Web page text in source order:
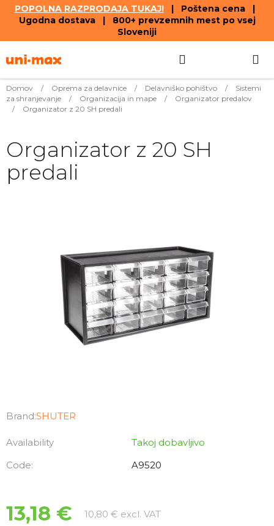
POPOLNA RAZPRODAJA TUKAJ!| Poštena cena |
Ugodna dostava | 800+ prevzemnih mest po vsej
Sloveniji
to
Domov / Oprema za delavnice / Delavniško pohištvo /
Sistemi
za shranjevanje
/ Organizacija in mape /
Organizator predalov
/
Organizator z 20 SH predali
Brand:SHUTER
Availability
Takoj dobavljivo
Code:
A9520
13,18 € 10,80 € excl. VATMeasure price:
Organizator z 20 SH
predali